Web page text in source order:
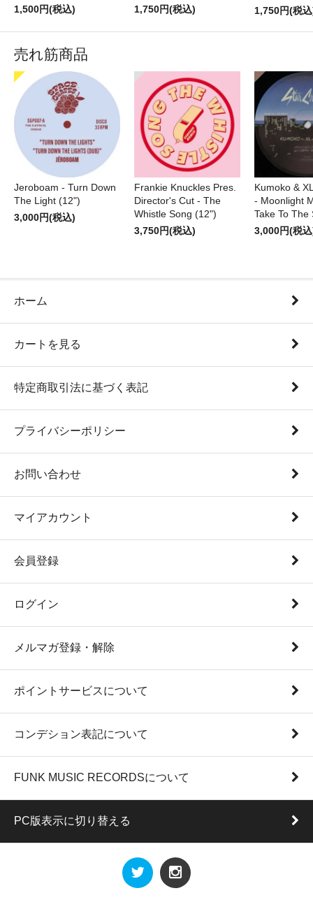
1,500円(税込)
1,750円(税込)
1,750円(税
売れ筋商品
Jeroboam - Turn Down
The Light (12")
3,000円(税込)
Frankie Knuckles Pres.
Director's Cut - The
Whistle Song (12")
3,750円(税込)
Kumoko &
- Moonlight
Take To The
3,000円(税
ホーム
カートを見る
特定商取引法に基づく表記
プライバシーポリシー
お問い合わせ
マイアカウント
会員登録
ログイン
メルマガ登録・解除
ポイントサービスについて
コンデション表記について
FUNK MUSIC RECORDSについて
PC版表示に切り替える